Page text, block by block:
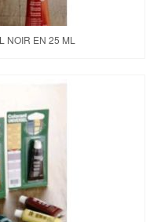
NOIR EN 25 ML